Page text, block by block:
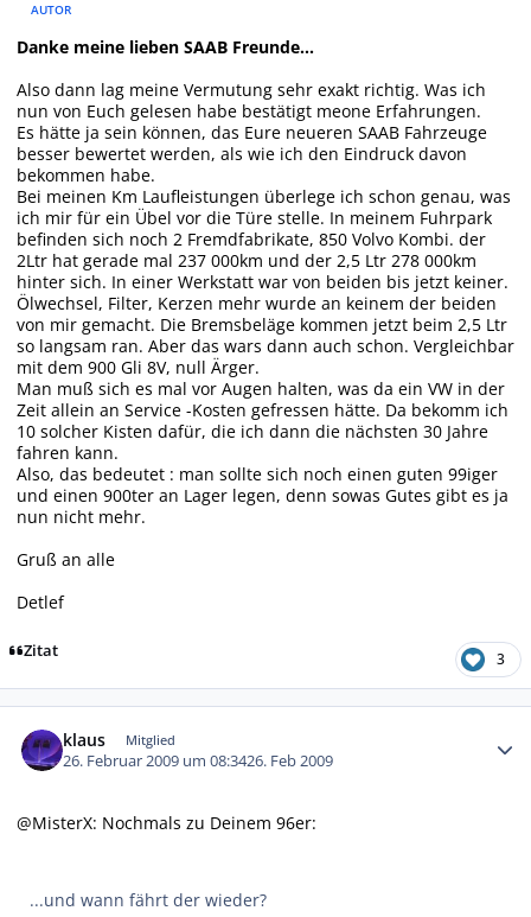
AUTOR
Danke meine lieben SAAB Freunde...
Also dann lag meine Vermutung sehr exakt richtig. Was ich
nun von Euch gelesen habe bestätigt meone Erfahrungen.
Es hätte ja sein können, das Eure neueren SAAB Fahrzeuge
besser bewertet werden, als wie ich den Eindruck davon
bekommen habe.
Bei meinen Km Laufleistungen überlege ich schon genau, was
ich mir für ein Übel vor die Türe stelle. In meinem Fuhrpark
befinden sich noch 2 Fremdfabrikate, 850 Volvo Kombi. der
2Ltr hat gerade mal 237 000km und der 2,5 Ltr 278 000km
hinter sich. In einer Werkstatt war von beiden bis jetzt keiner.
Ölwechsel, Filter, Kerzen mehr wurde an keinem der beiden
von mir gemacht. Die Bremsbeläge kommen jetzt beim 2,5 Ltr
so langsam ran. Aber das wars dann auch schon. Vergleichbar
mit dem 900 Gli 8V, null Ärger.
Man muß sich es mal vor Augen halten, was da ein VW in der
Zeit allein an Service -Kosten gefressen hätte. Da bekomm ich
10 solcher Kisten dafür, die ich dann die nächsten 30 Jahre
fahren kann.
Also, das bedeutet : man sollte sich noch einen guten 99iger
und einen 900ter an Lager legen, denn sowas Gutes gibt es ja
nun nicht mehr.
Gruß an alle
Detlef
Zitat 3
klaus Mitglied
26. Februar 2009 um 08:3426. Feb 2009
@MisterX: Nochmals zu Deinem 96er:
...und wann fährt der wieder?